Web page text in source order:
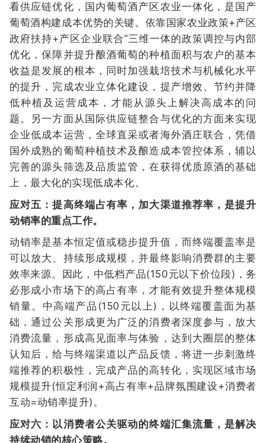
看供应链优化，国内葡萄酒产区农业一体化，是国产
葡萄酒构建成本优势的关键。依靠国家农业政策+产区
政府扶持+产区企业联合”三维一体的政策调控与内部
优化，保障并提升酿酒葡萄的种植面积与农户的基本
收益是发展的根本，同时加强栽培技术与机械化水平
的提升，完成农业立体化建设，提产增效、节约并降
低种植及运营成本，才能从源头上解决高成本的问
题。另一方面从国际供应链整合与优化的方面来实现
企业低成本运营，全球直采或者海外酒庄联合，凭借
国外成熟的葡萄种植技术及酿造成本管控体系，辅以
完善的源头筛选及品质监管，在获得优质原酒的基础
上，最大化的实现低成本化。
应对五：提高终端占有率，加大渠道推荐率，是提升
动销率的重点工作。
动销率是基本恒定值或稳步提升值，而终端覆盖率是
可以放大、持续形成规模，并最终影响消费群的主要
效率来源。因此，中低档产品(150元以下价位段)，务
必形成小市场下的高占有率，才能有效提升整体规模
销量。中高端产品(150元以上)，以终端覆盖面为基
础，通过公关形成更为广泛的消费者深度参与，放大
消费流量，形成高见面率与体验，达到大圈层的整体
认知后，给与终端渠道以产品反馈，将进一步刺激终
端推荐的积极性，完成产品的高转化，实现区域市场
规模提升(恒定利润+高占有率+品牌氛围建设+消费者
互动=动销率提升)。
应对六：以消费者公关驱动的终端汇集流量，是解决
持续动销的核心策略。